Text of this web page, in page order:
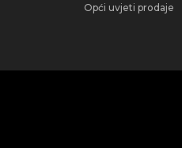
Opći uvjeti prodaje